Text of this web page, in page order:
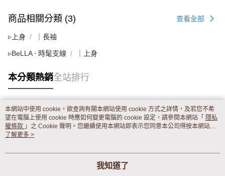
商品相關分類 (3) 查看全部
▹上身 ｜長袖
▹BeLLA ‧ 時髦支線 ｜上身
本分類熱銷全站排行
熱門標籤
本網站中使用 cookie，欲查詢有關本網站使用 cookie 方式之詳情，及若您不希
望在電腦上使用 cookie 時應如何變更電腦的 cookie 設定，請參閱本網站「 隱私
權條款 」之 Cookie 聲明。您繼續使用本網站即表示您同意本公司得按本網站使
用條款之 Cookie 聲明使用 cookie。
了解更多 >
我知道了